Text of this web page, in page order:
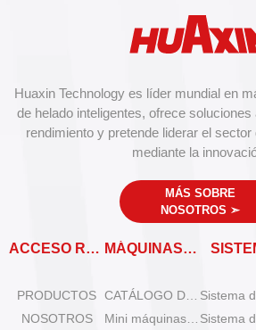
Huaxin Technology es líder mundial en
de helado inteligentes, ofrece
rendimiento y pretende liderar el sector
mediante la
MÁS SOBRE
NOSOTROS ➣
ACCESO RÁPIDO
PRODUCTOS
NOSOTROS
MÁQUINAS EXPENDEDORAS